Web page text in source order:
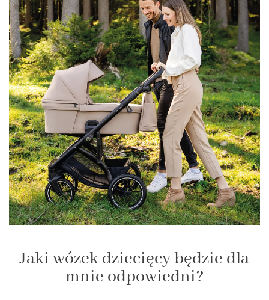
Jaki wózek dziecięcy będzie dla
mnie odpowiedni?